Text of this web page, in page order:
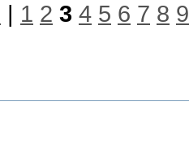
| 1 2 3 4 5 6 7 8 9